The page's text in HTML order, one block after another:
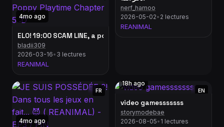
4mo ago
ELO! 19:00 SCAM LINE, a potem kończymy Poppy Playtime
bladii309
2026-03-16• 3 lectures
REANIMAL
nerf_hamoo
2026-05-02• 2 lectures
REANIMAL
4mo ago
FR
18h ago
EN
video gamesssssss
storymodebae
2026-08-05• 1 lectures